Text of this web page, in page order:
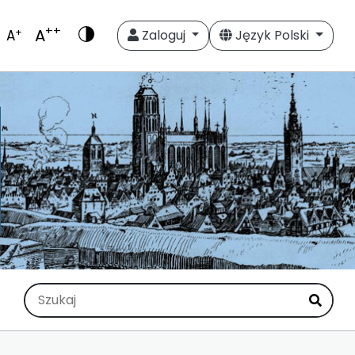
A+ A++ Zaloguj Język Polski